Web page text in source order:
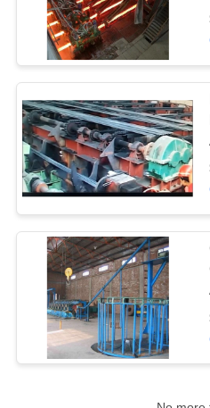
CONTACTEER
ONS
VRAAG
EEN
OFFERTE
AAN
Hete
Draad